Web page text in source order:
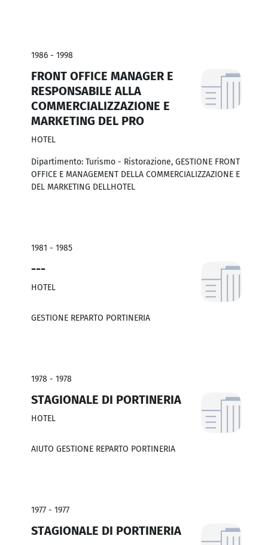
1986 - 1998
FRONT OFFICE MANAGER E
RESPONSABILE ALLA
COMMERCIALIZZAZIONE E
MARKETING DEL PRO
HOTEL
Dipartimento: Turismo - Ristorazione, GESTIONE FRONT
OFFICE E MANAGEMENT DELLA COMMERCIALIZZAZIONE E
DEL MARKETING DELLHOTEL
1981 - 1985
---
HOTEL
GESTIONE REPARTO PORTINERIA
1978 - 1978
STAGIONALE DI PORTINERIA
HOTEL
AIUTO GESTIONE REPARTO PORTINERIA
1977 - 1977
STAGIONALE DI PORTINERIA